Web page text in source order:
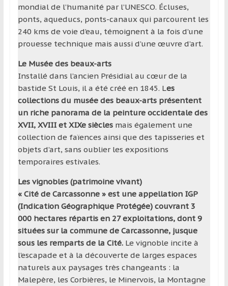
mondial de l’humanité par l’UNESCO. Écluses,
ponts, aqueducs, ponts-canaux qui parcourent les
240 kms de voie d’eau, témoignent à la fois d’une
prouesse technique mais aussi d’une œuvre d’art.
Le Musée des beaux-arts
Installé dans l’ancien Présidial au cœur de la
bastide St Louis, il a été créé en 1845. Les
collections du musée des beaux-arts présentent
un riche panorama de la peinture occidentale des
XVII, XVIII et XIXe sièclesmais également une
collection de faïences ainsi que des tapisseries et
objets d’art, sans oublier les expositions
temporaires estivales.
Les vignobles (patrimoine vivant)
« Cité de Carcassonne » est une appellation IGP
(Indication Géographique Protégée) couvrant 3
000 hectares répartis en 27 exploitations, dont 9
situées sur la commune de Carcassonne, jusque
sous les remparts de la Cité.Le vignoble incite à
l’escapade et à la découverte de larges espaces
naturels aux paysages très changeants : la
Malepère, les Corbières, le Minervois, la Montagne